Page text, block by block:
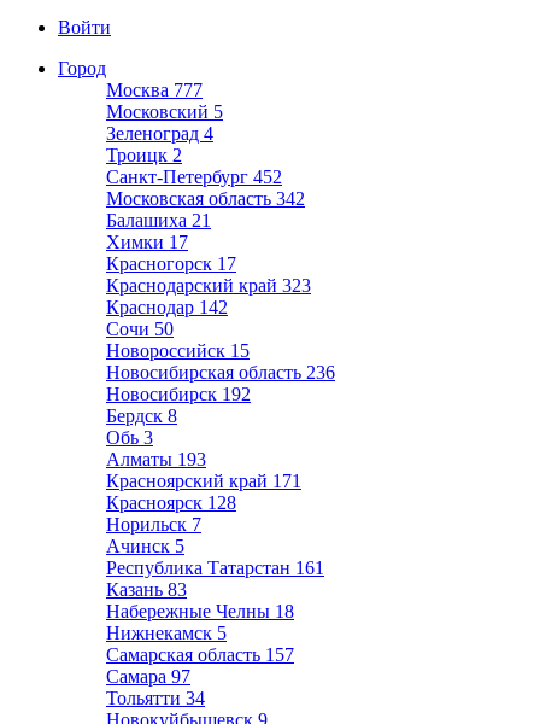
Войти
Город
Москва 777
Московский 5
Зеленоград 4
Троицк 2
Санкт-Петербург 452
Московская область 342
Балашиха 21
Химки 17
Красногорск 17
Краснодарский край 323
Краснодар 142
Сочи 50
Новороссийск 15
Новосибирская область 236
Новосибирск 192
Бердск 8
Обь 3
Алматы 193
Красноярский край 171
Красноярск 128
Норильск 7
Ачинск 5
Республика Татарстан 161
Казань 83
Набережные Челны 18
Нижнекамск 5
Самарская область 157
Самара 97
Тольятти 34
Новокуйбышевск 9